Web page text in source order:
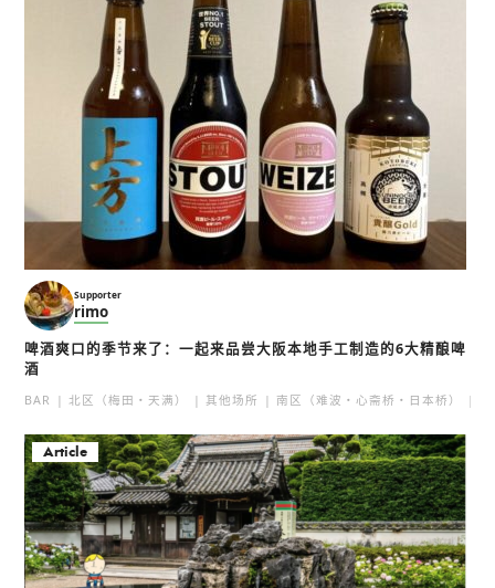
Supporter
rimo
啤酒爽口的季节来了：一起来品尝大阪本地手工制造的6大精酿啤
酒
BAR 北区（梅田・天满） 其他场所 南区（难波・心斋桥・日本桥）
Article